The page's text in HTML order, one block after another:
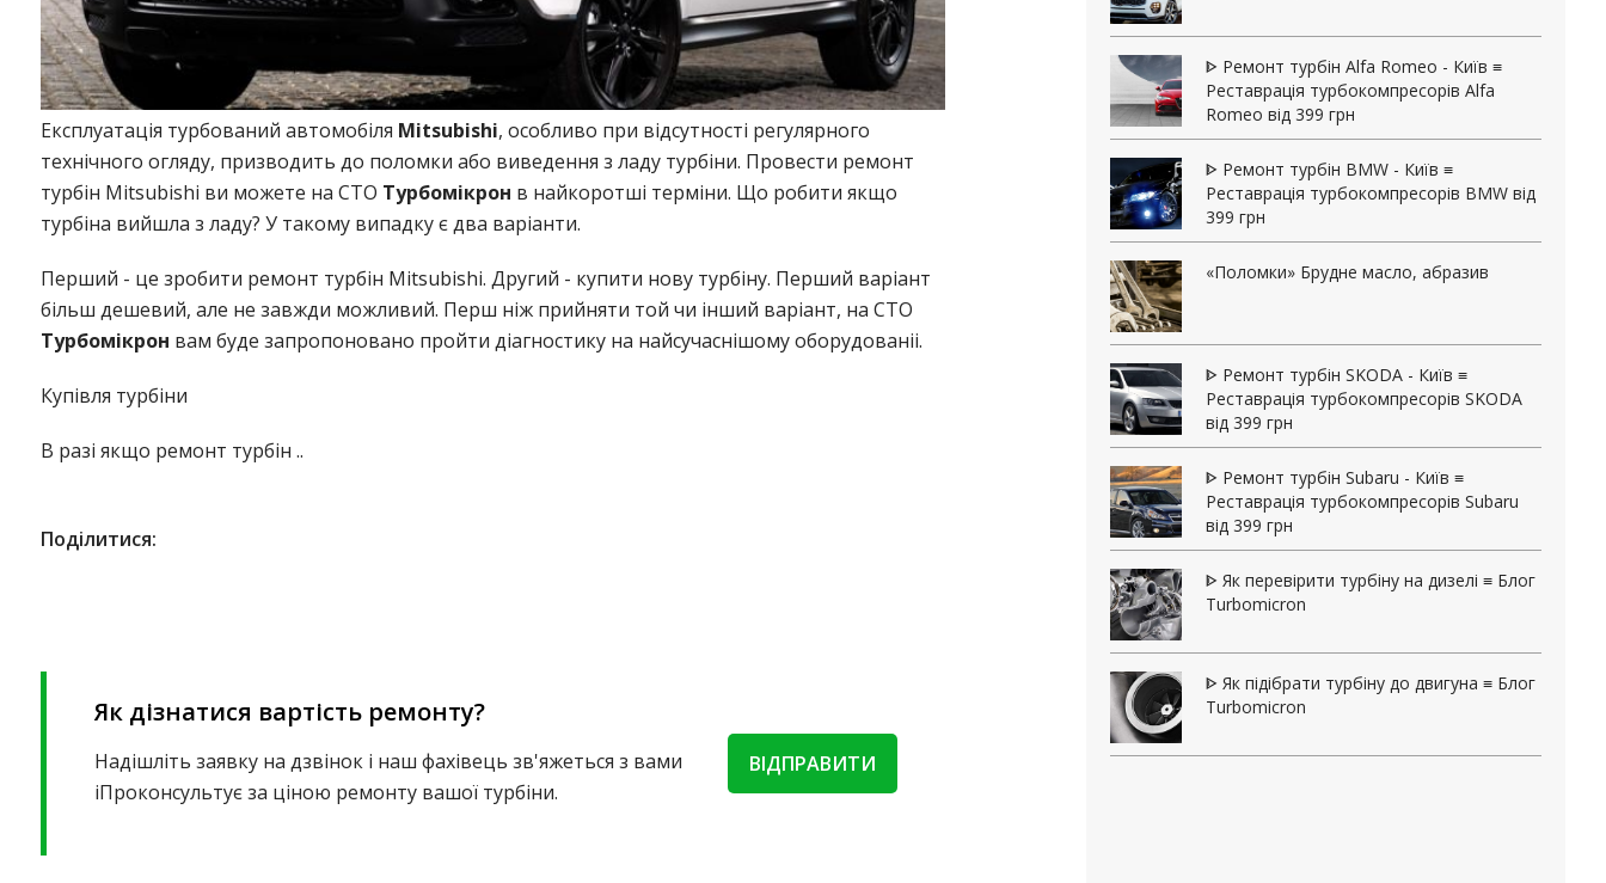
Експлуатація турбований автомобіля Mitsubishi, особливо при відсутності регулярного
технічного огляду, призводить до поломки або виведення з ладу турбіни. Провести ремонт
турбін Mitsubishi ви можете на СТО Турбомікрон в найкоротші терміни. Що робити якщо
турбіна вийшла з ладу? У такому випадку є два варіанти.
Перший - це зробити ремонт турбін Mitsubishi. Другий - купити нову турбіну. Перший варіант
більш дешевий, але не завжди можливий. Перш ніж прийняти той чи інший варіант, на СТО
Турбомікрон вам буде запропоновано пройти діагностику на найсучаснішому оборудованіі.
Купівля турбіни
В разі якщо ремонт турбін ..
Поділитися:
Як дізнатися вартість ремонту?
Надішліть заявку на дзвінок і наш фахівець зв'яжеться з вами
іПроконсультує за ціною ремонту вашої турбіни.
ВІДПРАВИТИ
ᐈ Ремонт турбін Alfa Romeo - Київ ≡
Реставрація турбокомпресорів Alfa
Romeo від 399 грн
ᐈ Ремонт турбін BMW - Київ ≡
Реставрація турбокомпресорів BMW від
399 грн
«Поломки» Брудне масло, абразив
ᐈ Ремонт турбін SKODA - Київ ≡
Реставрація турбокомпресорів SKODA
від 399 грн
ᐈ Ремонт турбін Subaru - Київ ≡
Реставрація турбокомпресорів Subaru
від 399 грн
ᐈ Як перевірити турбіну на дизелі ≡ Блог
Turbomicron
ᐈ Як підібрати турбіну до двигуна ≡ Блог
Turbomicron